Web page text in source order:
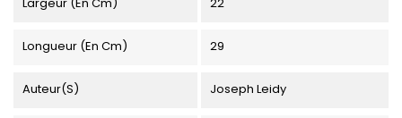
Longueur (en Cm) 29
Auteur(s) Joseph Leidy